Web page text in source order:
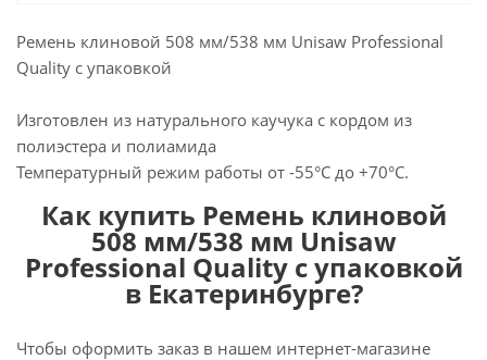
Ремень клиновой 508 мм/538 мм Unisaw Professional
Quality с упаковкой
Изготовлен из натурального каучука с кордом из
полиэстера и полиамида
Температурный режим работы от -55°C до +70°C.
Как купить Ремень клиновой
508 мм/538 мм Unisaw
Professional Quality с упаковкой
в Екатеринбурге?
Чтобы оформить заказ в нашем интернет-магазине